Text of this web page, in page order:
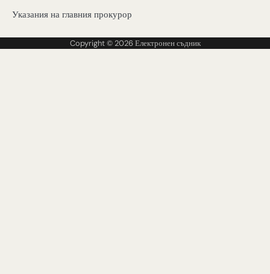
Указания на главния прокурор
Copyright © 2026Електронен съдник